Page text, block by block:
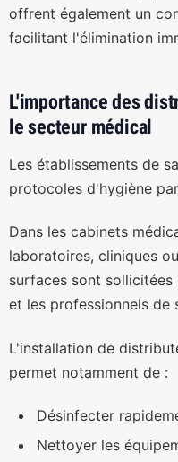
offrent également un
facilitant l'élimination
L'importance des
le secteur médical
Les établissements de
protocoles d'hygiène
Dans les cabinets
laboratoires, cliniques
surfaces sont
et les professionnels de
L'installation de
permet notamment de :
Désinfecter
Nettoyer les